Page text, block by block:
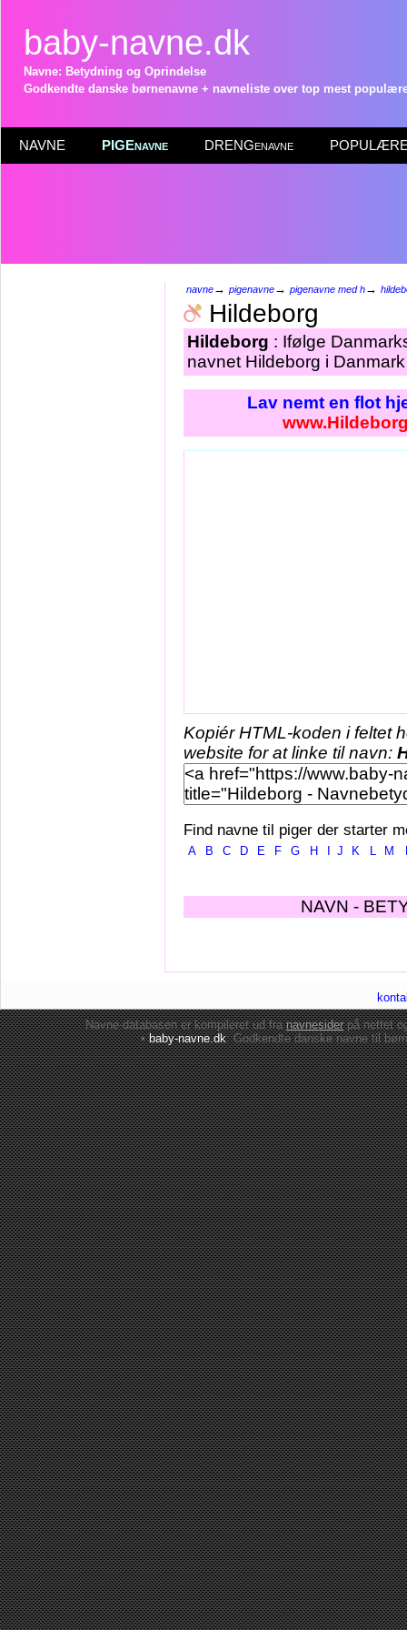
baby-navne.dk
Navne: Betydning og Oprindelse
Godkendte danske børnenavne + navneliste over top mest
NAVNE PIGEnavne DRENGenavne POPULÆRE
navne→ pigenavne→ pigenavne med h→
Hildeborg
Hildeborg : Ifølge
navnet Hildeborg i
Lav nemt en flot
Kopiér HTML-koden i feltet
website for at linke til navn:
Find navne til piger der starter
A B C D E F G H J K L M
NAVN -
Navne-databasen er kompileret ud franavnesiderpå nettet
•baby-navne.dk: Godkendte danskenavne til børn